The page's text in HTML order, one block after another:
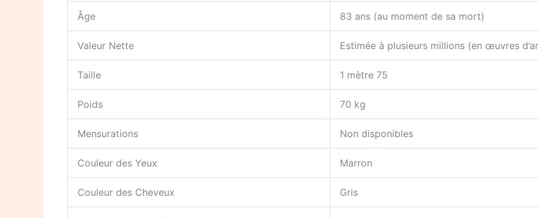
Âge 83 ans (au moment de sa mort)
Valeur Nette Estimée à plusieurs millions (en œuvres
Taille 1 mètre 75
Poids 70 kg
Mensurations Non disponibles
Couleur des Yeux Marron
Couleur des Cheveux Gris